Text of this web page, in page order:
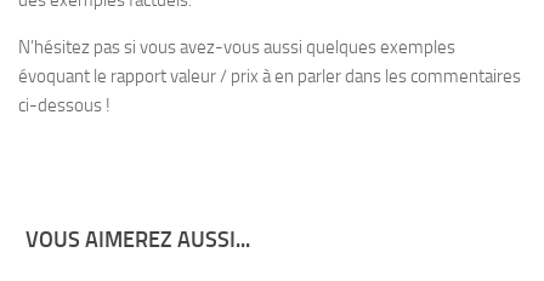
N’hésitez pas si vous avez-vous aussi quelques exemples
évoquant le rapport valeur / prix à en parler dans les commentaires
ci-dessous !
VOUS AIMEREZ AUSSI...